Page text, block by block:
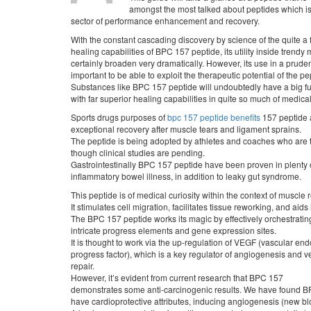
amongst the most talked about peptides which
sector of performance enhancement and recovery.
With the constant cascading discovery by science of the quite a
healing capabilities of BPC 157 peptide, its utility inside trendy
certainly broaden very dramatically. However, its use in a
important to be able to exploit the therapeutic potential of the
Substances like BPC 157 peptide will undoubtedly have a big
with far superior healing capabilities in quite so much of
Sports drugs purposes ofbpc 157 peptide benefits 157 peptide
exceptional recovery after muscle tears and ligament sprains.
The peptide is being adopted by athletes and coaches who
though clinical studies are pending.
Gastrointestinally BPC 157 peptide have been proven in
inflammatory bowel illness, in addition to leaky gut syndrome.
This peptide is of medical curiosity within the context of muscle
It stimulates cell migration, facilitates tissue reworking, and
The BPC 157 peptide works its magic by effectively
intricate progress elements and gene expression sites.
It is thought to work via the up-regulation of VEGF (vascular
progress factor), which is a key regulator of angiogenesis and
repair.
However, it’s evident from current research that BPC 157
demonstrates some anti-carcinogenic results. We have found
have cardioprotective attributes, inducing angiogenesis (new